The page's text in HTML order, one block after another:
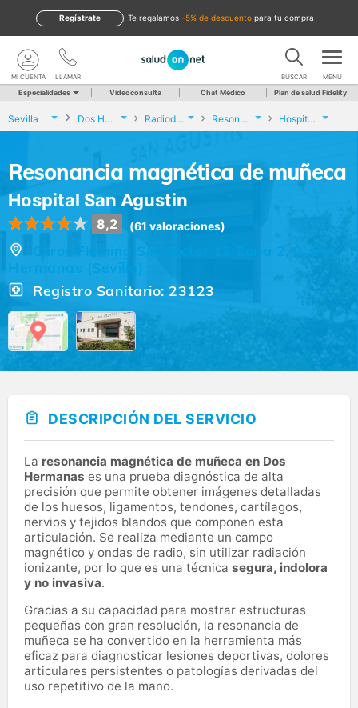
te regalamos -5% de descuento para tu compra
Regístrate
LLAMAR
MI CUENTA BUSCAR MENU
Especialidades Videoconsulta Chat Médico Plan de salud Fidelity
Sevilla Dos Hermanas Radiodiagnóstico Resonancia magnética de muñeca Hospital San Agustin
Resonancia magnética de muñeca
Hospital San Agustin
8,2 (61 valoraciones)
Otros Fleming S/n Sector 13 Zona 2, 0, Dos
Hermanas (Sevilla)
Registro Sanitario: 23123
DESCRIPCIÓN DEL SERVICIO
La resonancia magnética de muñeca en Dos
Hermanas es una prueba diagnóstica de alta
precisión que permite obtener imágenes detalladas
de los huesos, ligamentos, tendones, cartílagos,
nervios y tejidos blandos que componen esta
articulación. Se realiza mediante un campo
magnético y ondas de radio, sin utilizar radiación
ionizante, por lo que es una técnica segura, indolora
y no invasiva.
Gracias a su capacidad para mostrar estructuras
pequeñas con gran resolución, la resonancia de
muñeca se ha convertido en la herramienta más
eficaz para diagnosticar lesiones deportivas, dolores
articulares persistentes o patologías derivadas del
uso repetitivo de la mano.